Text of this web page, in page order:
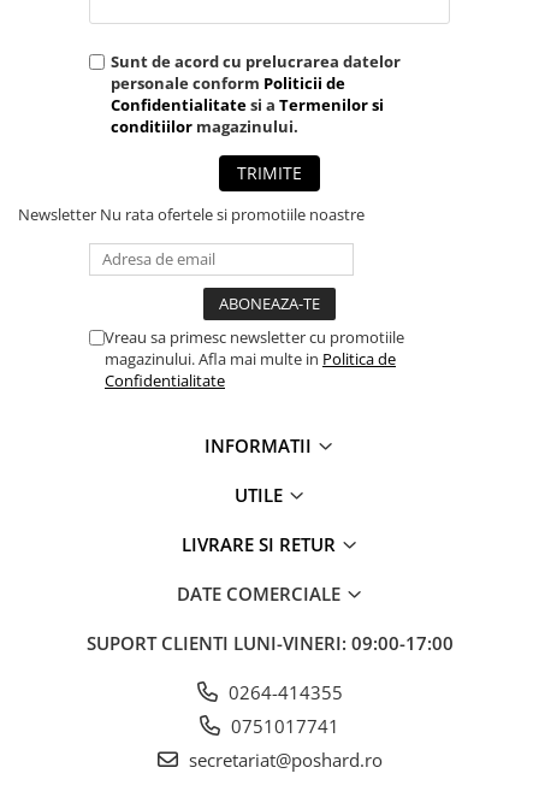
Sunt de acord cu prelucrarea datelor
personale conform Politicii de
Confidentialitatesi a Termenilor si
conditiilor magazinului.
TRIMITE
Newsletter Nu rata ofertele si promotiile noastre
Vreau sa primesc newsletter cu promotiile
magazinului. Afla mai multe in Politica de
Confidentialitate
INFORMATII
UTILE
LIVRARE SI RETUR
DATE COMERCIALE
SUPORT CLIENTI LUNI-VINERI: 09:00-17:00
0264-414355
0751017741
secretariat@poshard.ro